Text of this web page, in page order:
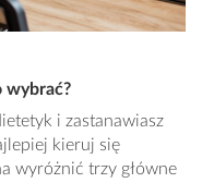
wybrać?
i zastanawiasz
kieruj się
wyróżnić trzy główne